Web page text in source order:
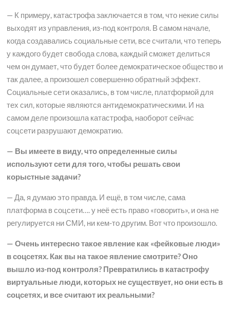
— К примеру, катастрофа заключается в том, что некие силы
выходят из управления, из-под контроля. В самом начале,
когда создавались социальные сети, все считали, что теперь
у каждого будет свобода слова, каждый сможет делиться
чем он думает, что будет более демократическое общество и
так далее, а произошел совершенно обратный эффект.
Социальные сети оказались, в том числе, платформой для
тех сил, которые являются антидемократическими. И на
самом деле произошла катастрофа, наоборот сейчас
соцсети разрушают демократию.
— Вы имеете в виду, что определенные силы
используют сети для того, чтобы решать свои
корыстные задачи?
— Да, я думаю это правда. И ещё, в том числе, сама
платформа в соцсети…. у неё есть право «говорить», и она не
регулируется ни СМИ, ни кем-то другим. Вот что произошло.
— Очень интересно такое явление как «фейковые люди»
в соцсетях. Как вы на такое явление смотрите? Оно
вышло из-под контроля? Превратились в катастрофу
виртуальные люди, которых не существует, но они есть в
соцсетях, и все считают их реальными?